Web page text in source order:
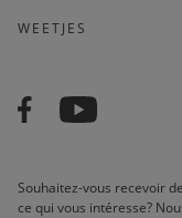
WEETJES
Souhaitez-vous recevoir
ce qui vous intéresse?